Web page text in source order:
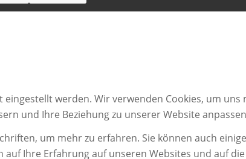
werden. Wir verwenden Cookies, um uns
und Ihre Beziehung zu unserer Website
um mehr zu erfahren. Sie können auch
Ihre Erfahrung auf unseren Websites und auf